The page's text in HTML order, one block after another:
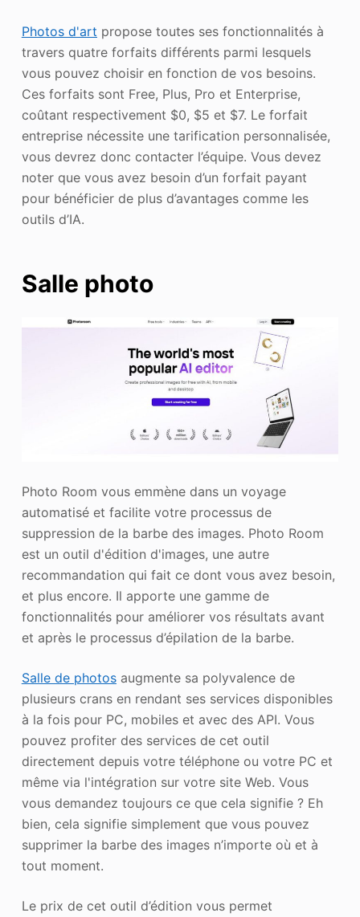
Photos d'art propose toutes ses fonctionnalités à
travers quatre forfaits différents parmi lesquels
vous pouvez choisir en fonction de vos besoins.
Ces forfaits sont Free, Plus, Pro et Enterprise,
coûtant respectivement $0, $5 et $7. Le forfait
entreprise nécessite une tarification personnalisée,
vous devrez donc contacter l’équipe. Vous devez
noter que vous avez besoin d’un forfait payant
pour bénéficier de plus d’avantages comme les
outils d’IA.
Salle photo
Photo Room vous emmène dans un voyage
automatisé et facilite votre processus de
suppression de la barbe des images. Photo Room
est un outil d'édition d'images, une autre
recommandation qui fait ce dont vous avez besoin,
et plus encore. Il apporte une gamme de
fonctionnalités pour améliorer vos résultats avant
et après le processus d’épilation de la barbe.
Salle de photosaugmente sa polyvalence de
plusieurs crans en rendant ses services disponibles
à la fois pour PC, mobiles et avec des API. Vous
pouvez profiter des services de cet outil
directement depuis votre téléphone ou votre PC et
même via l'intégration sur votre site Web. Vous
vous demandez toujours ce que cela signifie ? Eh
bien, cela signifie simplement que vous pouvez
supprimer la barbe des images n’importe où et à
tout moment.
Le prix de cet outil d’édition vous permet